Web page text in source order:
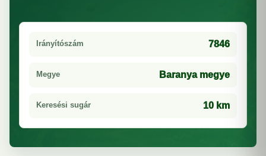
Irányítószám 7846
Megye Baranya megye
Keresési sugár 10 km